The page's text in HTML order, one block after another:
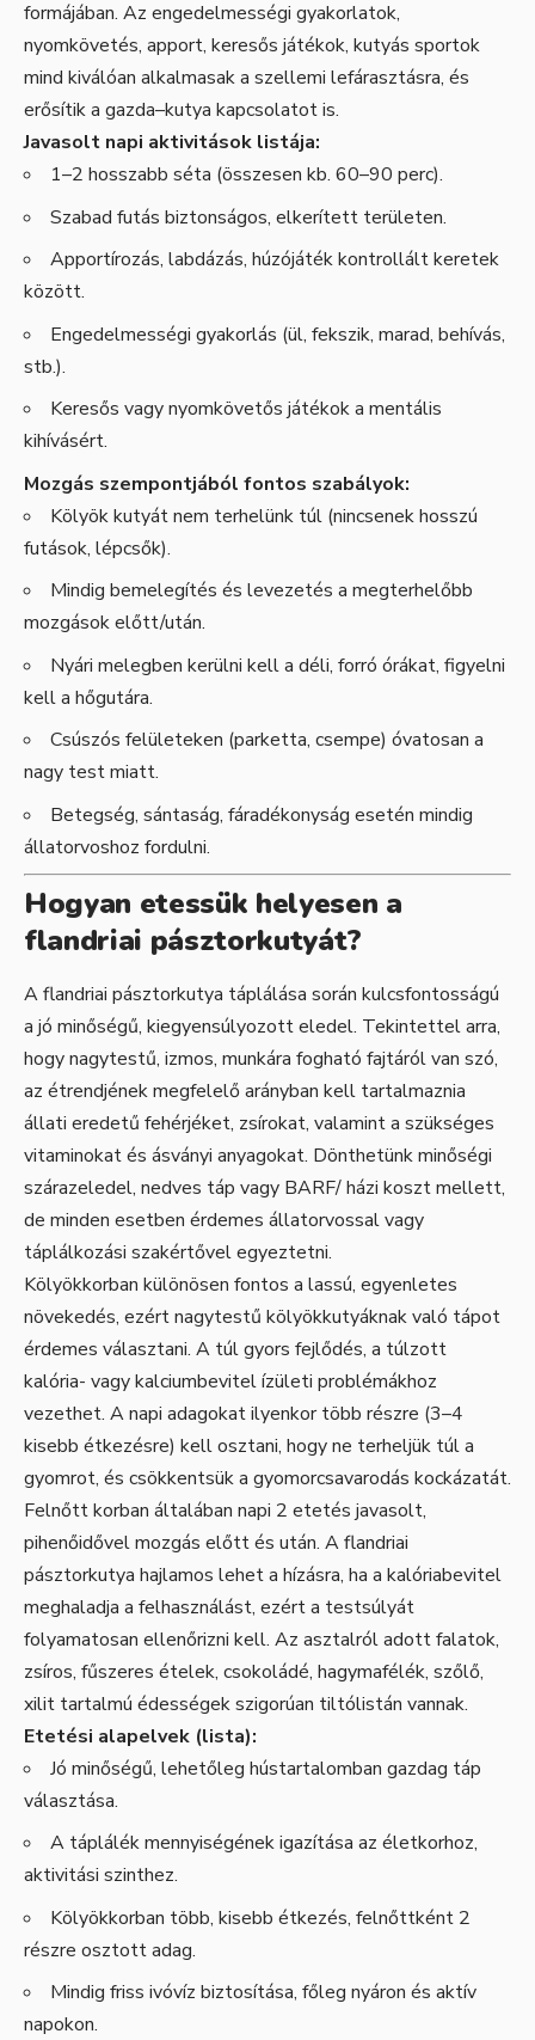
formájában. Az engedelmességi gyakorlatok,
nyomkövetés, apport, keresős játékok, kutyás sportok
mind kiválóan alkalmasak a szellemi lefárasztásra, és
erősítik a gazda–kutya kapcsolatot is.
Javasolt napi aktivitások listája:
1–2 hosszabb séta (összesen kb. 60–90 perc).
Szabad futás biztonságos, elkerített területen.
Apportírozás, labdázás, húzójáték kontrollált keretek
között.
Engedelmességi gyakorlás (ül, fekszik, marad, behívás,
stb.).
Keresős vagy nyomkövetős játékok a mentális
kihívásért.
Mozgás szempontjából fontos szabályok:
Kölyök kutyát nem terhelünk túl (nincsenek hosszú
futások, lépcsők).
Mindig bemelegítés és levezetés a megterhelőbb
mozgások előtt/után.
Nyári melegben kerülni kell a déli, forró órákat, figyelni
kell a hőgutára.
Csúszós felületeken (parketta, csempe) óvatosan a
nagy test miatt.
Betegség, sántaság, fáradékonyság esetén mindig
állatorvoshoz fordulni.
Hogyan etessük helyesen a
flandriai pásztorkutyát?
A flandriai pásztorkutya táplálása során kulcsfontosságú
a jó minőségű, kiegyensúlyozott eledel. Tekintettel arra,
hogy nagytestű, izmos, munkára fogható fajtáról van szó,
az étrendjének megfelelő arányban kell tartalmaznia
állati eredetű fehérjéket, zsírokat, valamint a szükséges
vitaminokat és ásványi anyagokat. Dönthetünk minőségi
szárazeledel, nedves táp vagy BARF/ házi koszt mellett,
de minden esetben érdemes állatorvossal vagy
táplálkozási szakértővel egyeztetni.
Kölyökkorban különösen fontos a lassú, egyenletes
növekedés, ezért nagytestű kölyökkutyáknak való tápot
érdemes választani. A túl gyors fejlődés, a túlzott
kalória- vagy kalciumbevitel ízületi problémákhoz
vezethet. A napi adagokat ilyenkor több részre (3–4
kisebb étkezésre) kell osztani, hogy ne terheljük túl a
gyomrot, és csökkentsük a gyomorcsavarodás kockázatát.
Felnőtt korban általában napi 2 etetés javasolt,
pihenőidővel mozgás előtt és után. A flandriai
pásztorkutya hajlamos lehet a hízásra, ha a kalóriabevitel
meghaladja a felhasználást, ezért a testsúlyát
folyamatosan ellenőrizni kell. Az asztalról adott falatok,
zsíros, fűszeres ételek, csokoládé, hagymafélék, szőlő,
xilit tartalmú édességek szigorúan tiltólistán vannak.
Etetési alapelvek (lista):
Jó minőségű, lehetőleg hústartalomban gazdag táp
választása.
A táplálék mennyiségének igazítása az életkorhoz,
aktivitási szinthez.
Kölyökkorban több, kisebb étkezés, felnőttként 2
részre osztott adag.
Mindig friss ivóvíz biztosítása, főleg nyáron és aktív
napokon.